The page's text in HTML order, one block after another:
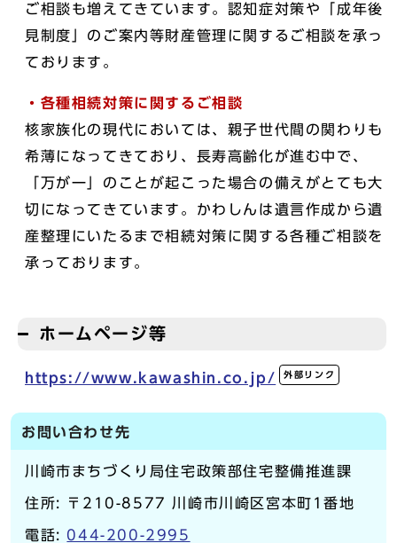
ご相談も増えてきています。認知症対策や「成年後
見制度」のご案内等財産管理に関するご相談を承っ
ております。
・各種相続対策に関するご相談
核家族化の現代においては、親子世代間の関わりも
希薄になってきており、長寿高齢化が進む中で、
「万が一」のことが起こった場合の備えがとても大
切になってきています。かわしんは遺言作成から遺
産整理にいたるまで相続対策に関する各種ご相談を
承っております。
ホームページ等
https://www.kawashin.co.jp/ 外部リンク
お問い合わせ先
川崎市まちづくり局住宅政策部住宅整備推進課
住所: 〒210-8577 川崎市川崎区宮本町1番地
電話: 044-200-2995